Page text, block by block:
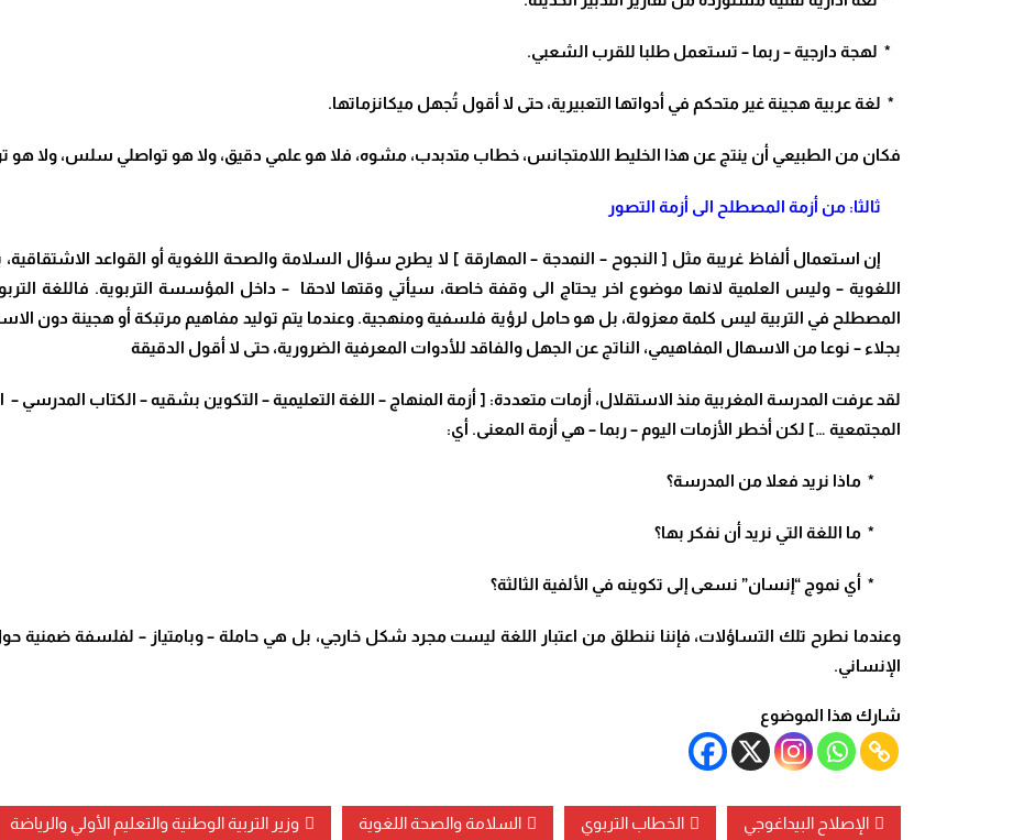
* لهجة دارجية – ربما – تستعمل طلبا للقرب الشعبي.
* لغة عربية هجينة غير متحكم في أدواتها التعبيرية، حتى لا أقول تُجهل ميكانزماتها.
فكان من الطبيعي أن ينتج عن هذا الخليط اللامتجانس، خطاب متدبدب، مشوه، فلا هو علمي دقيق، ولا هو تواصلي سلس، ولا هو
ثالثا: من أزمة المصطلح الى أزمة التصور
إن استعمال ألفاظ غريبة مثل [ النجوح – النمدجة – المهارقة ] لا يطرح سؤال السلامة والصحة اللغوية أو القواعد
اللغوية – وليس العلمية لانها موضوع اخر يحتاج الى وقفة خاصة، سيأتي وقتها لاحقا – داخل المؤسسة التربوية. فاللغة
المصطلح في التربية ليس كلمة معزولة، بل هو حامل لرؤية فلسفية ومنهجية. وعندما يتم توليد مفاهيم مرتبكة أو هجينة دون
بجلاء – نوعا من الاسهال المفاهيمي، الناتج عن الجهل والفاقد للأدوات المعرفية الضرورية، حتى لا أقول الدقيقة
لقد عرفت المدرسة المغربية منذ الاستقلال، أزمات متعددة: [ أزمة المنهاج – اللغة التعليمية – التكوين بشقيه – الكتاب المدرسي
المجتمعية …] لكن أخطر الأزمات اليوم – ربما – هي أزمة المعنى. أي:
* ماذا نريد فعلا من المدرسة؟
* ما اللغة التي نريد أن نفكر بها؟
* أي نموج “إنسان” نسعى إلى تكوينه في الألفية الثالثة؟
وعندما نطرح تلك التساؤلات، فإننا ننطلق من اعتبار اللغة ليست مجرد شكل خارجي، بل هي حاملة – وبامتياز – لفلسفة ضمنية
الإنساني.
شارك هذا الموضوع
الإصلاح البيداغوجي الخطاب التربوي السلامة والصحة اللغوية وزير التربية الوطنية والتعليم الأولي والرياضة